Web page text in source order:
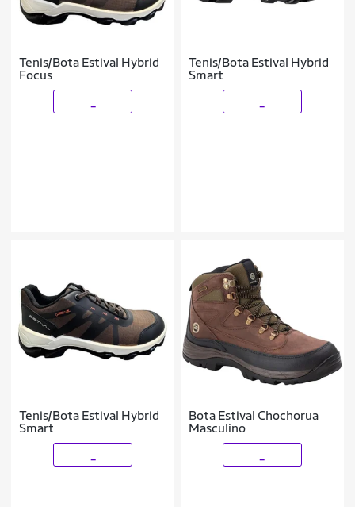
Tenis/Bota Estival Hybrid
Focus
Tenis/Bota Estival Hybrid
Smart
Tenis/Bota Estival Hybrid
Smart
Bota Estival Chochorua
Masculino